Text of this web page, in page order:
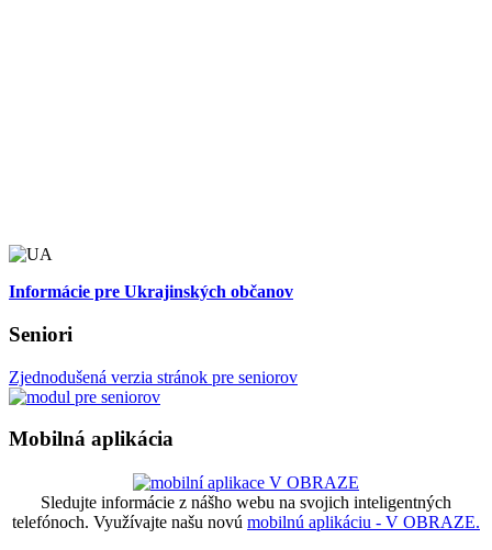
Informácie pre Ukrajinských občanov
Seniori
Zjednodušená verzia stránok pre seniorov
Mobilná aplikácia
Sledujte informácie z nášho webu na svojich inteligentných
telefónoch. Využívajte našu novú mobilnú aplikáciu - V OBRAZE.